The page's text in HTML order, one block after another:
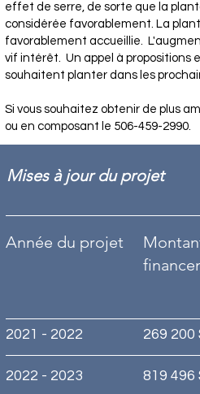
effet de serre, de sorte que la
considérée favorablement. La
favorablement accueillie.
vif intérêt. Un appel à propositions
souhaitent planter dans les
Si vous souhaitez obtenir de plus
ou en composant le 506-459-2990.
Mises à jour du projet
Année du projet
2021 - 2022 269 200
2022 - 2023 819 496